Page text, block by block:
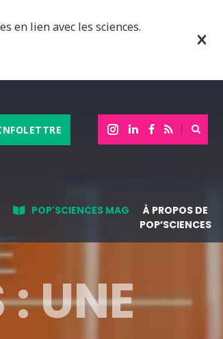
en lien avec les sciences.
POP'SCIENCES MAG
À PROPOS DE
POP’SCIENCES
: UNE